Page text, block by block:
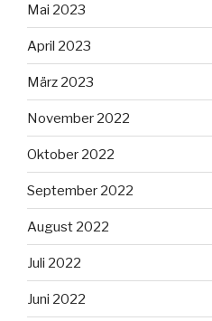
Mai 2023
April 2023
März 2023
November 2022
Oktober 2022
September 2022
August 2022
Juli 2022
Juni 2022